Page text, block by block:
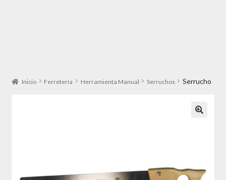
Inicio Ferretería Herramienta Manual Serruchos Serrucho